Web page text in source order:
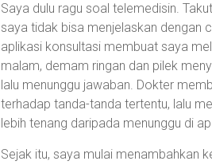
Saya dulu ragu soal telemedisin.
saya tidak bisa menjelaskan dengan
aplikasi konsultasi membuat saya
malam, demam ringan dan pilek
lalu menunggu jawaban. Dokter
terhadap tanda-tanda tertentu, lalu
lebih tenang daripada menunggu di
Sejak itu, saya mulai menambahkan